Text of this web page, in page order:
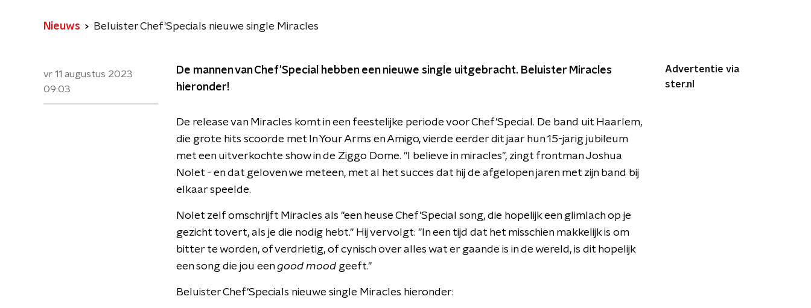
Nieuws Beluister Chef'Specials nieuwe single Miracles
vr 11 augustus 2023
09:03
De mannen van Chef'Special hebben een nieuwe single uitgebracht. Beluister Miracles
hieronder!
De release van Miracles komt in een feestelijke periode voor Chef'Special. De band uit Haarlem,
die grote hits scoorde met In Your Arms en Amigo, vierde eerder dit jaar hun 15-jarig jubileum
met een uitverkochte show in de Ziggo Dome. "I believe in miracles", zingt frontman Joshua
Nolet - en dat geloven we meteen, met al het succes dat hij de afgelopen jaren met zijn band bij
elkaar speelde.
Nolet zelf omschrijft Miracles als "een heuse Chef'Special song, die hopelijk een glimlach op je
gezicht tovert, als je die nodig hebt." Hij vervolgt: "In een tijd dat het misschien makkelijk is om
bitter te worden, of verdrietig, of cynisch over alles wat er gaande is in de wereld, is dit hopelijk
een song die jou eengood mood geeft."
Beluister Chef'Specials nieuwe single Miracles hieronder:
Advertentie via
ster.nl